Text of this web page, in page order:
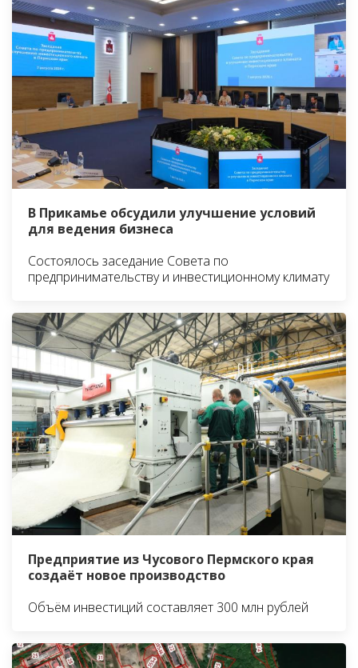
В Прикамье обсудили улучшение условий
для ведения бизнеса
Состоялось заседание Совета по
предпринимательству и инвестиционному климату
Предприятие из Чусового Пермского края
создаёт новое производство
Объём инвестиций составляет 300 млн рублей